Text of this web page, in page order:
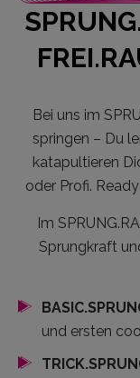
Bei uns im
springen – Du
katapultieren
oder Profi.
Im
Sprungkraft
und ersten